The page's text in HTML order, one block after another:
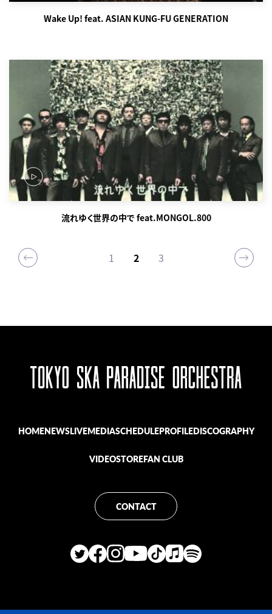
Wake Up! feat. ASIAN KUNG-FU GENERATION
流れゆく世界の中で feat.MONGOL.800
1 2 3
HOMENEWSLIVEMEDIASCHEDULEPROFILEDISCOGRAPHY
VIDEOSTOREFAN CLUB
CONTACT